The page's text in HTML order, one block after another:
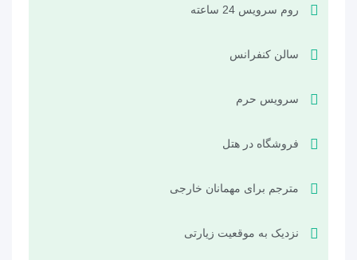
روم سرویس 24 ساعته
سالن کنفرانس
سرویس حرم
فروشگاه در هتل
مترجم برای مهمانان خارجی
نزدیک به موقعیت زیارتی